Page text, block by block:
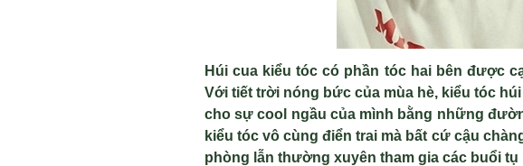
Húi cua kiểu tóc có phần tóc hai bên được
Với tiết trời nóng bức của mùa hè, kiểu tóc
cho sự cool ngầu của mình bằng những
kiểu tóc vô cùng điển trai mà bất cứ cậu
phòng lẫn thường xuyên tham gia các buổi tụ